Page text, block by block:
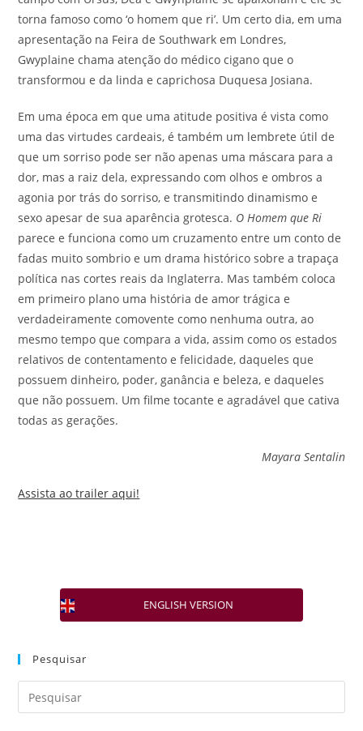
torna famoso como ‘o homem que ri’. Um certo dia, em uma
apresentação na Feira de Southwark em Londres,
Gwyplaine chama atenção do médico cigano que o
transformou e da linda e caprichosa Duquesa Josiana.
Em uma época em que uma atitude positiva é vista como
uma das virtudes cardeais, é também um lembrete útil de
que um sorriso pode ser não apenas uma máscara para a
dor, mas a raiz dela, expressando com olhos e ombros a
agonia por trás do sorriso, e transmitindo dinamismo e
sexo apesar de sua aparência grotesca. O Homem que Ri
parece e funciona como um cruzamento entre um conto de
fadas muito sombrio e um drama histórico sobre a trapaça
política nas cortes reais da Inglaterra. Mas também coloca
em primeiro plano uma história de amor trágica e
verdadeiramente comovente como nenhuma outra, ao
mesmo tempo que compara a vida, assim como os estados
relativos de contentamento e felicidade, daqueles que
possuem dinheiro, poder, ganância e beleza, e daqueles
que não possuem. Um filme tocante e agradável que cativa
todas as gerações.
Mayara Sentalin
Assista ao trailer aqui!
ENGLISH VERSION
Pesquisar